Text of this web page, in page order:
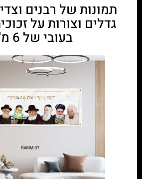
תמונות של רבנים
גדלים וצורות על
בעובי של 6 מ"מ